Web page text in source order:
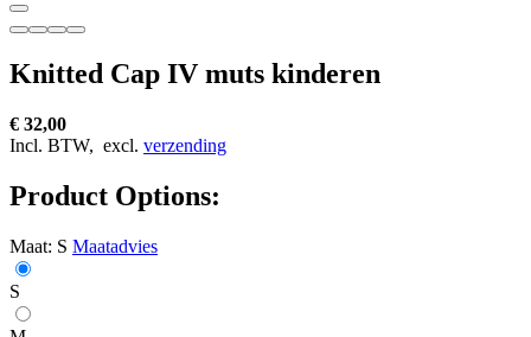
Knitted Cap IV muts kinderen
€ 32,00
Incl. BTW, excl. verzending
Product Options:
Maat: S Maatadvies
S